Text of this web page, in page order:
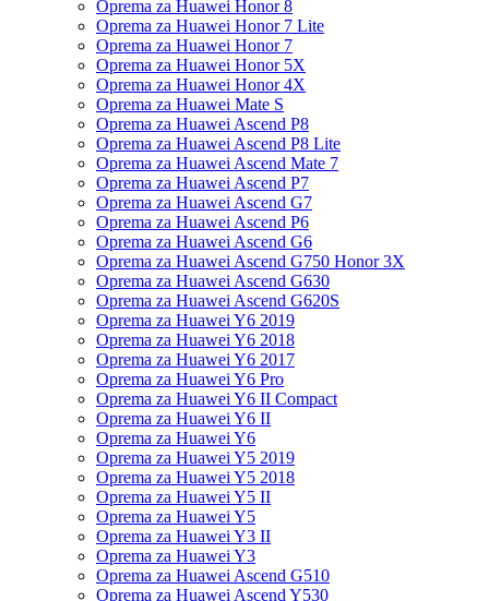
Oprema za Huawei Honor 8
Oprema za Huawei Honor 7 Lite
Oprema za Huawei Honor 7
Oprema za Huawei Honor 5X
Oprema za Huawei Honor 4X
Oprema za Huawei Mate S
Oprema za Huawei Ascend P8
Oprema za Huawei Ascend P8 Lite
Oprema za Huawei Ascend Mate 7
Oprema za Huawei Ascend P7
Oprema za Huawei Ascend G7
Oprema za Huawei Ascend P6
Oprema za Huawei Ascend G6
Oprema za Huawei Ascend G750 Honor 3X
Oprema za Huawei Ascend G630
Oprema za Huawei Ascend G620S
Oprema za Huawei Y6 2019
Oprema za Huawei Y6 2018
Oprema za Huawei Y6 2017
Oprema za Huawei Y6 Pro
Oprema za Huawei Y6 II Compact
Oprema za Huawei Y6 II
Oprema za Huawei Y6
Oprema za Huawei Y5 2019
Oprema za Huawei Y5 2018
Oprema za Huawei Y5 II
Oprema za Huawei Y5
Oprema za Huawei Y3 II
Oprema za Huawei Y3
Oprema za Huawei Ascend G510
Oprema za Huawei Ascend Y530